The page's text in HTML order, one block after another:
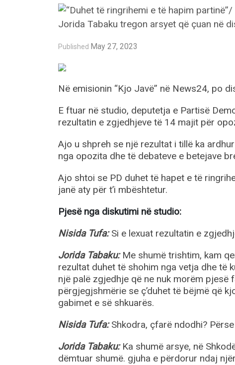
Published May 27, 2023
Në emisionin “Kjo Javë” në News24, po
E ftuar në studio, deputetja e Partisë
rezultatin e zgjedhjeve të 14 majit për
Ajo u shpreh se një rezultat i tillë ka
nga opozita dhe të debateve e betejave
Ajo shtoi se PD duhet të hapet e të
janë aty për t’i mbështetur.
Pjesë nga diskutimi në studio:
Nisida Tufa:Si e lexuat rezultatin e
Jorida Tabaku:Me shumë trishtim, kam
rezultat duhet të shohim nga vetja dhe të
një palë zgjedhje që ne nuk morëm pjesë
përgjegjshmërie se ç’duhet të bëjmë që
gabimet e së shkuarës.
Nisida Tufa:Shkodra, çfarë ndodhi?
Jorida Tabaku:Ka shumë arsye, në
dëmtuar shumë. gjuha e përdorur ndaj